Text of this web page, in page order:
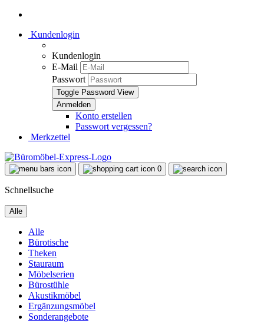
Kundenlogin
Kundenlogin
E-Mail
Passwort
Toggle Password View
Konto erstellen
Passwort vergessen?
Merkzettel
0
Schnellsuche
Alle
Alle
Bürotische
Theken
Stauraum
Möbelserien
Bürostühle
Akustikmöbel
Ergänzungsmöbel
Sonderangebote